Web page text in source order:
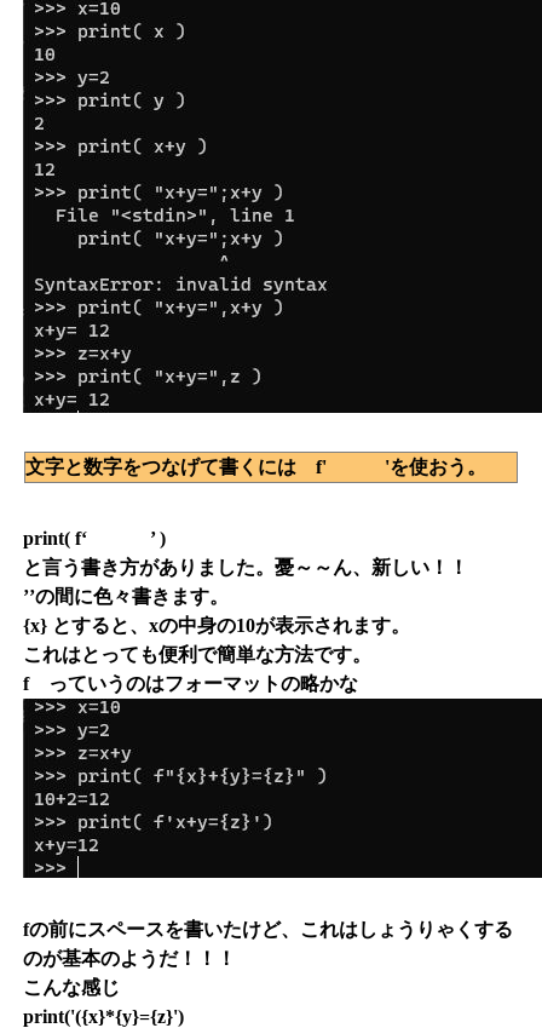
文字と数字をつなげて書くには f' 'を使おう。
print( f‘ ’ )
と言う書き方がありました。憂～～ん、新しい！！
’’の間に色々書きます。
{x} とすると、xの中身の10が表示されます。
これはとっても便利で簡単な方法です。
f っていうのはフォーマットの略かな
fの前にスペースを書いたけど、これはしょうりゃくする
のが基本のようだ！！！
こんな感じ
print('({x}*{y}={z}')